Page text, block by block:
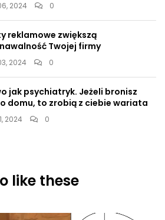
2024 0
reklamowe zwiększą
Twojej firmy
2024 0
jak psychiatryk. Jeżeli bronisz
domu, to zrobią z ciebie wariata
2024 0
like these